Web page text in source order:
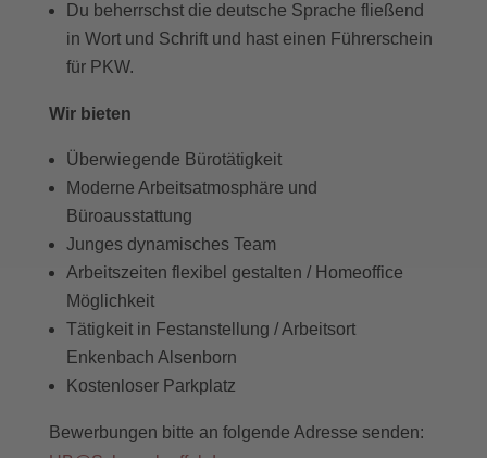
Du beherrschst die deutsche Sprache fließend
in Wort und Schrift und hast einen Führerschein
für PKW.
Wir bieten
Überwiegende Bürotätigkeit
Moderne Arbeitsatmosphäre und
Büroausstattung
Junges dynamisches Team
Arbeitszeiten flexibel gestalten / Homeoffice
Möglichkeit
Tätigkeit in Festanstellung / Arbeitsort
Enkenbach Alsenborn
Kostenloser Parkplatz
Bewerbungen bitte an folgende Adresse senden: